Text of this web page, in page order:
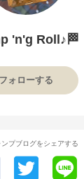
'n'g Roll♪🏁
フォローする
ンプブログをシェアする